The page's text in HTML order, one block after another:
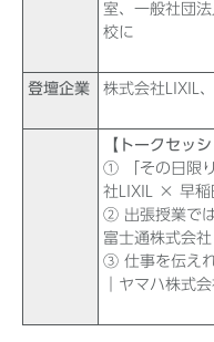
室、一般社団
校に
登壇企業 株式会社LIXIL
【 トークセッ
① 「その日限
社LIXIL × 早
② 出張授業では
富士通株式会
③ 仕事を伝え
｜ヤマハ株式